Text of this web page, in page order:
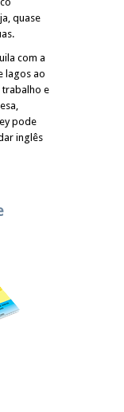
quase
com a
lagos ao
e
pode
inglês